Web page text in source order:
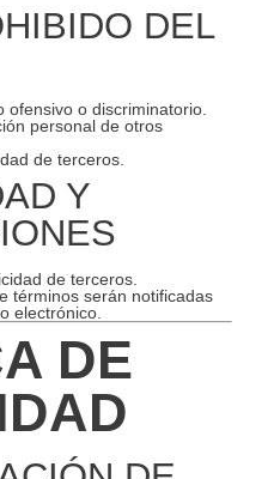
DEL
ofensivo o discriminatorio.
personal de otros
de terceros.
Y
de terceros.
términos serán notificadas
electrónico.
DE